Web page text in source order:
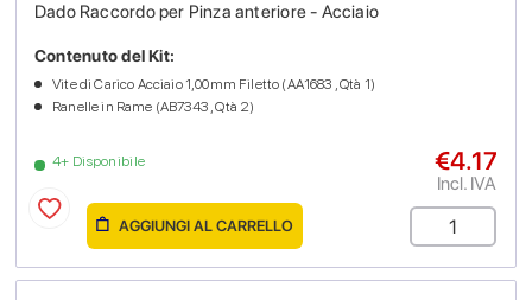
Dado Raccordo per Pinza anteriore - Acciaio
4+ Disponibile
Contenuto del Kit:
Vite di Carico Acciaio 1,00mm Filetto (AA1683 , Qtà 1)
Ranelle in Rame (AB7343 , Qtà 2)
€4.17
Incl. IVA
AGGIUNGI AL CARRELLO